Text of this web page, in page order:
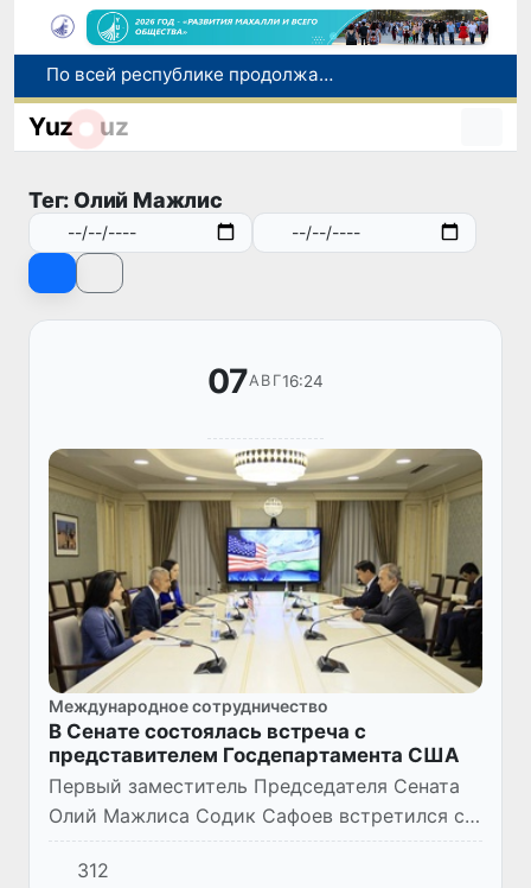
Оказавшийся в сложной ситуации в Германии соотечественник возвращен в Узбекистан
В Узбекистане определили порядок создания и эксплуатации платных автодорог
По всей республике продолжаются мероприятия в рамках акции «Актуальные 40 дней»
Yuz uz
Тег: Олий Мажлис
07АВГ16:24
Международное сотрудничество
В Сенате состоялась встреча с
представителем Госдепартамента США
Первый заместитель Председателя Сената
Олий Мажлиса Содик Сафоев встретился с
помощником Государственного секретаря
США по делам Южной и Центральной Азии
312